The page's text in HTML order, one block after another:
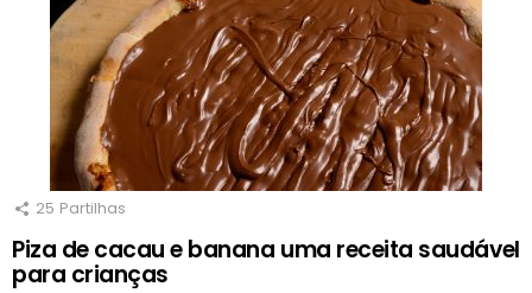
25 Partilhas
Piza de cacau e banana uma receita saudável
para crianças